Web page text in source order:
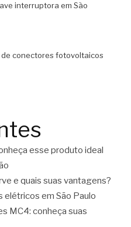
interruptora em São
conectores fotovoltaicos
esse produto ideal
e quais suas vantagens?
elétricos em São Paulo
MC4: conheça suas